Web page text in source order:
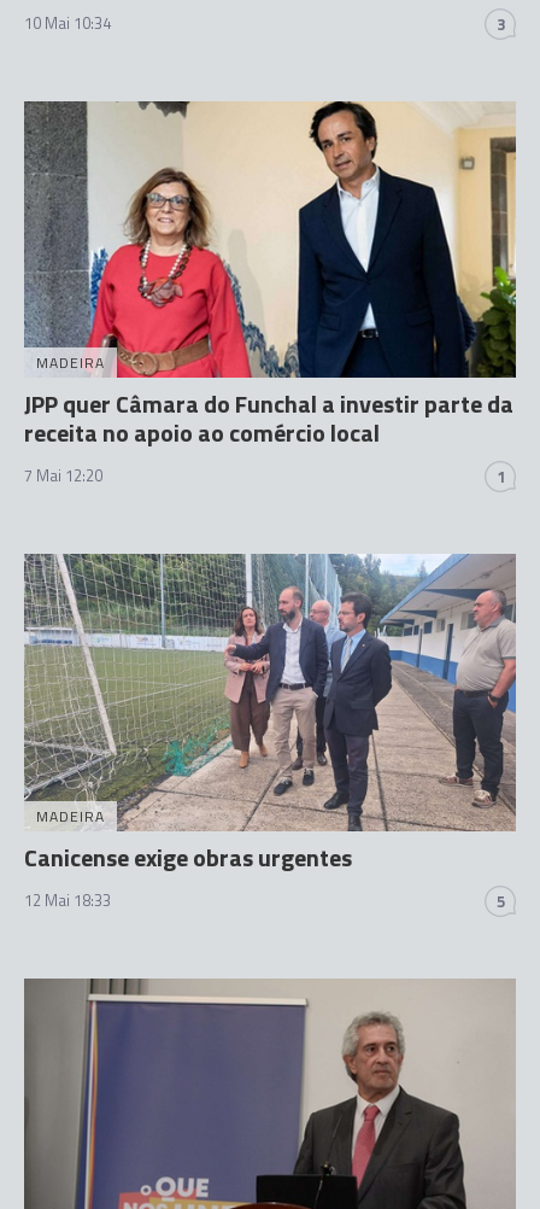
10 Mai 10:34 3
MADEIRA
JPP quer Câmara do Funchal a investir parte da
receita no apoio ao comércio local
7 Mai 12:20 1
MADEIRA
Canicense exige obras urgentes
12 Mai 18:33 5